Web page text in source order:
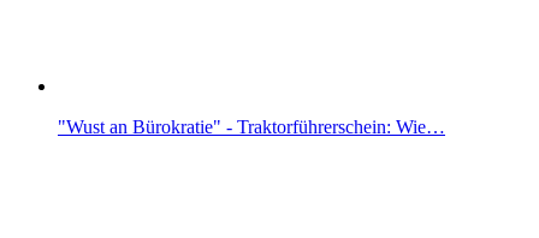
"Wust an Bürokratie" - Traktorführerschein: Wie…